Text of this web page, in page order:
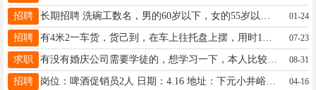
招聘 01-24
招聘 07-23
求职 有没有婚庆公司需要学徒的，想学习一下，本人比较活泼，以前从事空乘工作，微信同号 08-31
招聘 岗位：啤酒促销员2人 日期：4.16 地址：下元小井峪街 时间: 18:00-21:30 薪资: 50/天+提成 要求：有经验优先 联系方式:17735139535微信同号 塔斯汀中国汉堡招聘启事 【招聘地址】晋源区贞观街 【招聘岗位】全职/兼职服务员 三、薪资福利 薪资：3000-7000元/月 • 联系方式 王经理：18434577429（微信同号） 南中环产业路口 岗位：传菜员、服务员 工资：3500-7000 休4天，住宿环境好，管吃住 联系方式:17735139535 04-16